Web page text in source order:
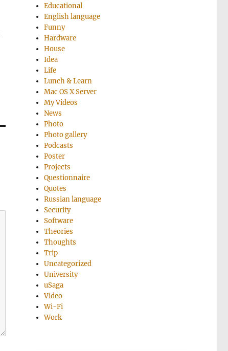
Educational
English language
Funny
Hardware
House
Idea
Life
Lunch & Learn
Mac OS X Server
My Videos
News
Photo
Photo gallery
Podcasts
Poster
Projects
Questionnaire
Quotes
Russian language
Security
Software
Theories
Thoughts
Trip
Uncategorized
University
uSaga
Video
Wi-Fi
Work